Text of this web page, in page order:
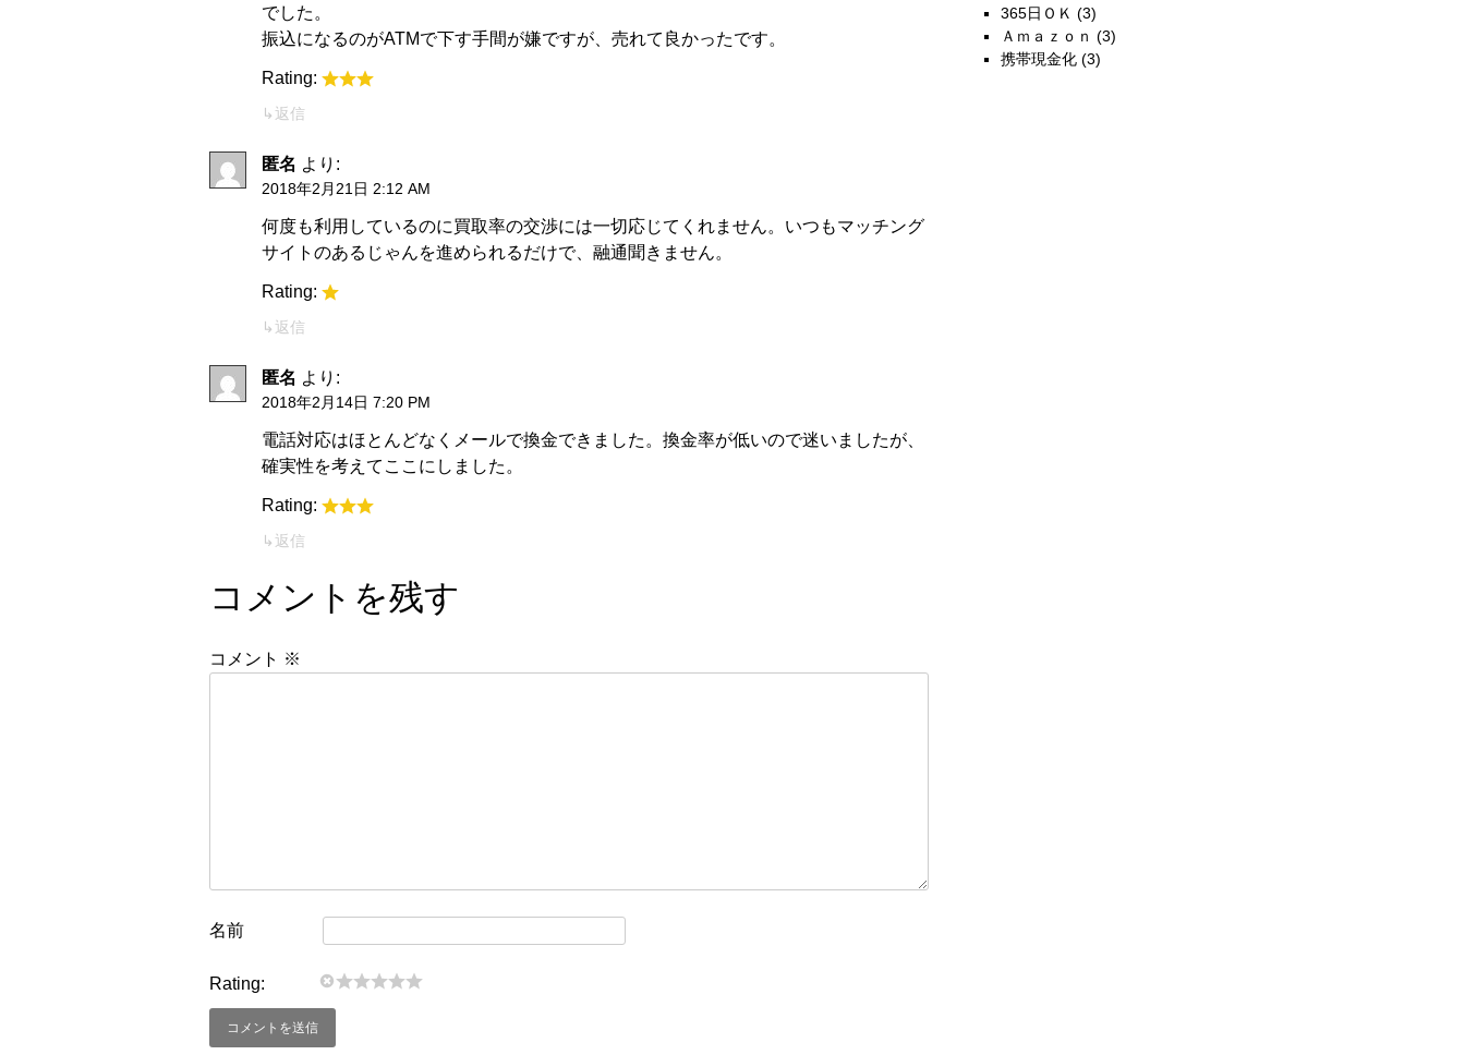
でした。
振込になるのがATMで下す手間が嫌ですが、売れて良かったです。
Rating:
返信
匿名 より:
2018年2月21日 2:12 AM
何度も利用しているのに買取率の交渉には一切応じてくれません。いつもマッチング
サイトのあるじゃんを進められるだけで、融通聞きません。
Rating:
返信
匿名 より:
2018年2月14日 7:20 PM
電話対応はほとんどなくメールで換金できました。換金率が低いので迷いましたが、
確実性を考えてここにしました。
Rating:
返信
コメントを残す
コメント ※
名前
Rating:
365日ＯＫ (3)
Ａｍａｚｏｎ (3)
携帯現金化 (3)